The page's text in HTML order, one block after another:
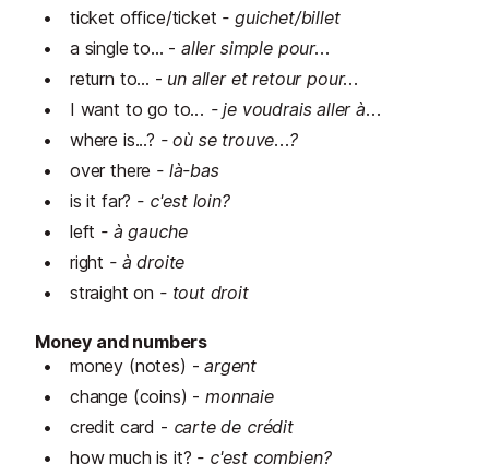
ticket office/ticket - guichet/billet
a single to... -aller simple pour...
return to... - un aller et retour pour...
I want to go to... - je voudrais aller à...
where is...? - où se trouve...?
over there - là-bas
is it far? - c'est loin?
left - à gauche
right - à droite
straight on - tout droit
Money and numbers
money (notes) -argent
change (coins) - monnaie
credit card - carte de crédit
how much is it? - c'est combien?